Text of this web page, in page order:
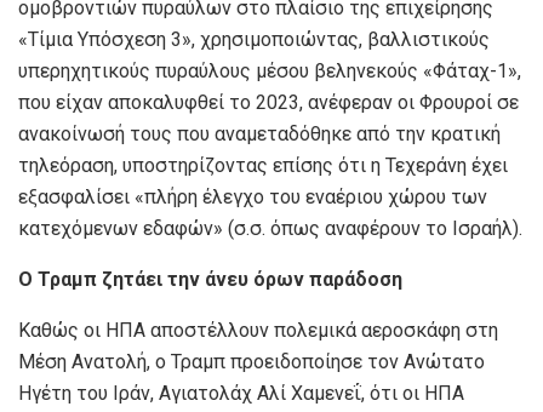
ομοβροντιών πυραύλων στο πλαίσιο της επιχείρησης
«Τίμια Υπόσχεση 3», χρησιμοποιώντας, βαλλιστικούς
υπερηχητικούς πυραύλους μέσου βεληνεκούς «Φάταχ-1»,
που είχαν αποκαλυφθεί το 2023, ανέφεραν οι Φρουροί σε
ανακοίνωσή τους που αναμεταδόθηκε από την κρατική
τηλεόραση, υποστηρίζοντας επίσης ότι η Τεχεράνη έχει
εξασφαλίσει «πλήρη έλεγχο του εναέριου χώρου των
κατεχόμενων εδαφών» (σ.σ. όπως αναφέρουν το Ισραήλ).
Ο Τραμπ ζητάει την άνευ όρων παράδοση
Καθώς οι ΗΠΑ αποστέλλουν πολεμικά αεροσκάφη στη
Μέση Ανατολή, ο Τραμπ προειδοποίησε τον Ανώτατο
Ηγέτη του Ιράν, Αγιατολάχ Αλί Χαμενεΐ, ότι οι ΗΠΑ